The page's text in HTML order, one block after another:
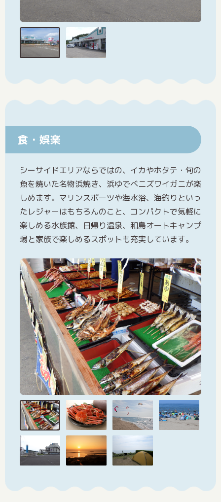
食・娯楽
シーサイドエリアならではの、イカやホタテ・旬の
魚を焼いた名物浜焼き、浜ゆでベニズワイガニが楽
しめます。マリンスポーツや海水浴、海釣りといっ
たレジャーはもちろんのこと、コンパクトで気軽に
楽しめる水族館、日帰り温泉、和島オートキャンプ
場と家族で楽しめるスポットも充実しています。